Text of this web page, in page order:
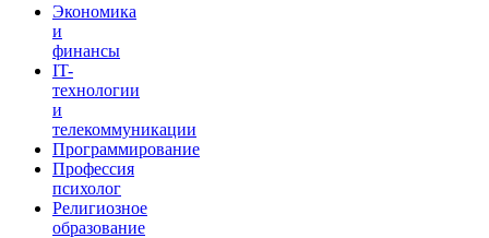
Экономика
и
финансы
IT-
технологии
и
телекоммуникации
Программирование
Профессия
психолог
Религиозное
образование